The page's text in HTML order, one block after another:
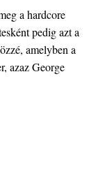
a hardcore
pedig azt a
amelyben a
azaz George